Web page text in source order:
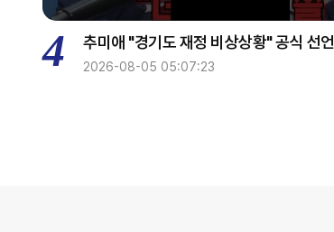
4 추미애 "경기도 재정 비상상황" 공식 선언
2026-08-05 05:07:23